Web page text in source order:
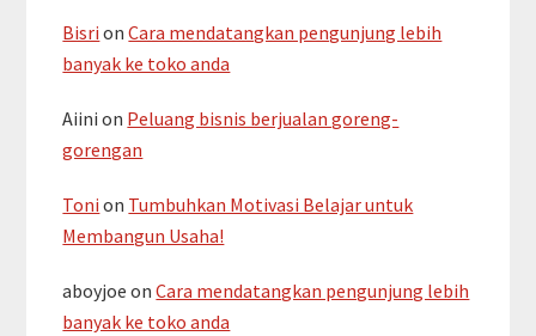
Bisri onCara mendatangkan pengunjung lebih
banyak ke toko anda
Aiini on Peluang bisnis berjualan goreng-
gorengan
Toni on Tumbuhkan Motivasi Belajar untuk
Membangun Usaha!
aboyjoe onCara mendatangkan pengunjung lebih
banyak ke toko anda